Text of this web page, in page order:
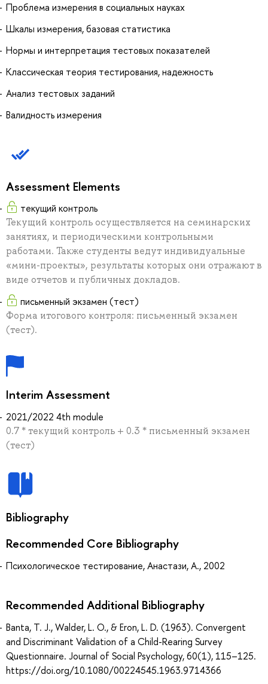
Проблема измерения в социальных науках
Шкалы измерения, базовая статистика
Нормы и интерпретация тестовых показателей
Классическая теория тестирования, надежность
Анализ тестовых заданий
Валидность измерения
Assessment Elements
текущий контроль
Текущий контроль осуществляется на семинарских
занятиях, и периодическими контрольными
работами. Также студенты ведут индивидуальные
«мини-проекты», результаты которых они отражают в
виде отчетов и публичных докладов.
письменный экзамен (тест)
Форма итогового контроля: письменный экзамен
(тест).
Interim Assessment
2021/2022 4th module
0.7 * текущий контроль + 0.3 * письменный экзамен
(тест)
Bibliography
Recommended Core Bibliography
Психологическое тестирование, Анастази, А., 2002
Recommended Additional Bibliography
Banta, T. J., Walder, L. O., & Eron, L. D. (1963). Convergent
and Discriminant Validation of a Child-Rearing Survey
Questionnaire. Journal of Social Psychology, 60(1), 115–125.
https://doi.org/10.1080/00224545.1963.9714366